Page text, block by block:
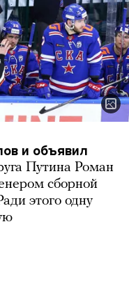
и объявил
Путина Роман
сборной
этого одну